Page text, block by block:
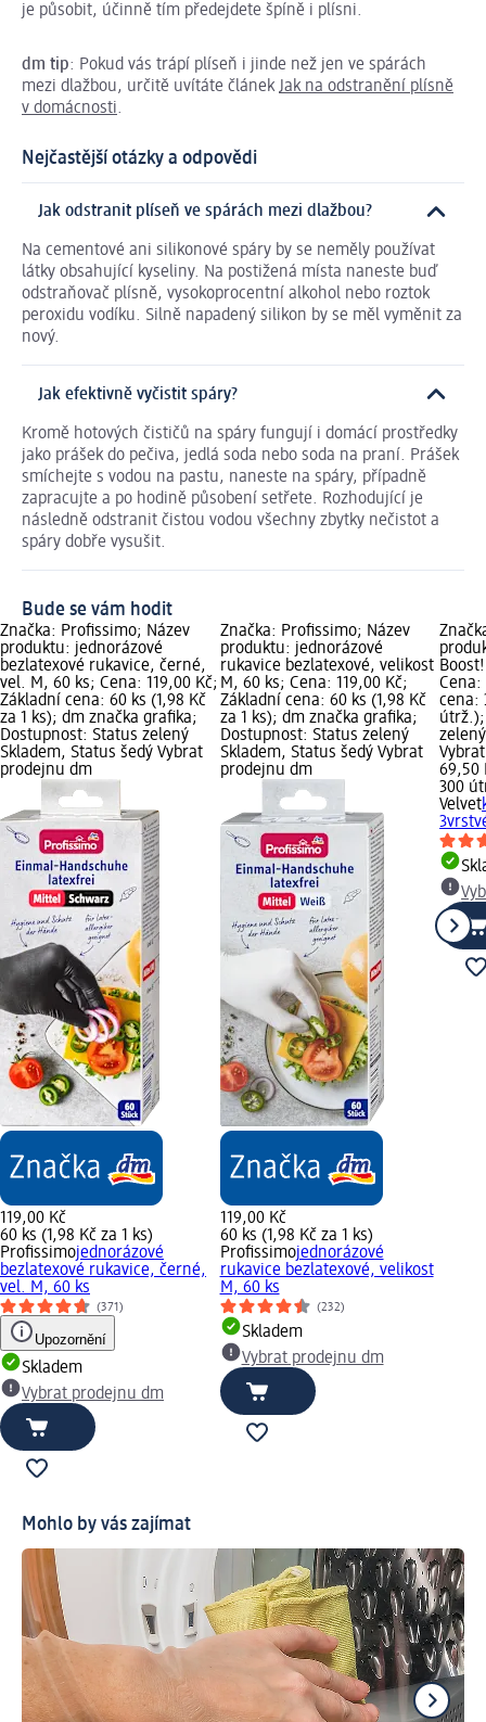
je působit, účinně tím předejdete špíně i plísni.
dm tip: Pokud vás trápí plíseň i jinde než jen ve spárách
mezi dlažbou, určitě uvítáte článek Jak na odstranění plísně
v domácnosti.
Nejčastější otázky a odpovědi
Jak odstranit plíseň ve spárách mezi dlažbou?
Na cementové ani silikonové spáry by se neměly používat
látky obsahující kyseliny. Na postižená místa naneste buď
odstraňovač plísně, vysokoprocentní alkohol nebo roztok
peroxidu vodíku. Silně napadený silikon by se měl vyměnit za
nový.
Jak efektivně vyčistit spáry?
Kromě hotových čističů na spáry fungují i domácí prostředky
jako prášek do pečiva, jedlá soda nebo soda na praní. Prášek
smíchejte s vodou na pastu, naneste na spáry, případně
zapracujte a po hodině působení setřete. Rozhodující je
následně odstranit čistou vodou všechny zbytky nečistot a
spáry dobře vysušit.
Bude se vám hodit
Značka: Profissimo; Název
produktu: jednorázové
bezlatexové rukavice, černé,
vel. M, 60 ks; Cena: 119,00 Kč;
Základní cena: 60 ks (1,98 Kč
za 1 ks); dm značka grafika;
Dostupnost: Status zelený
Skladem, Status šedý Vybrat
prodejnu dm
119,00 Kč
60 ks (1,98 Kč za 1 ks)
Profissimojednorázové
bezlatexové rukavice, černé,
vel. M, 60 ks
(371)
Upozornění
Skladem
Vybrat prodejnu dm
Značka: Profissimo; Název
produktu: jednorázové
rukavice bezlatexové, velikost
M, 60 ks; Cena: 119,00 Kč;
Základní cena: 60 ks (1,98 Kč
za 1 ks); dm značka grafika;
Dostupnost: Status zelený
Skladem, Status šedý Vybrat
prodejnu dm
119,00 Kč
60 ks (1,98 Kč za 1 ks)
Profissimojednorázové
rukavice bezlatexové, velikost
M, 60 ks
(232)
Skladem
Vybrat prodejnu dm
Cena:
cena:
69,50
300
Velvet
Mohlo by vás zajímat